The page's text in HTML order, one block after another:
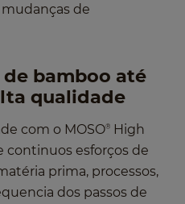
de
de bamboo até
qualidade
com o MOSO® High
continuos esforços de
prima, processos,
dos passos de